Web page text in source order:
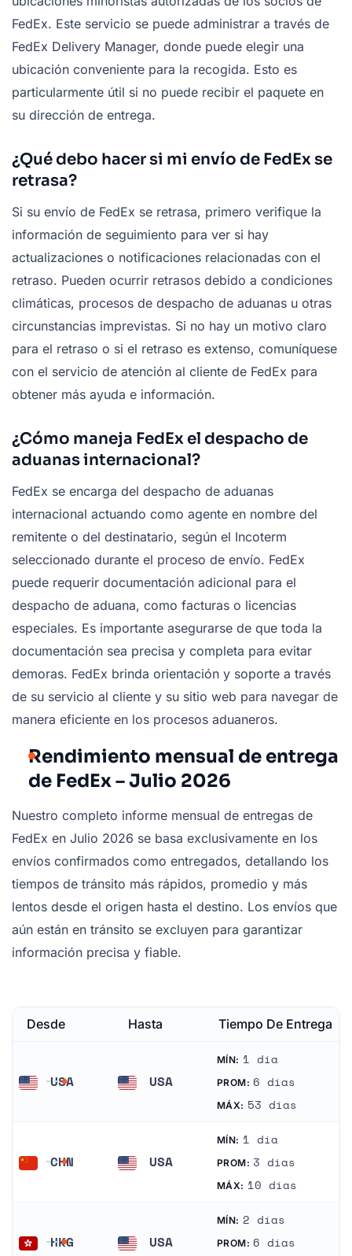
FedEx. Este servicio se puede administrar a través de
FedEx Delivery Manager, donde puede elegir una
ubicación conveniente para la recogida. Esto es
particularmente útil si no puede recibir el paquete en
su dirección de entrega.
¿Qué debo hacer si mi envío de FedEx se
retrasa?
Si su envío de FedEx se retrasa, primero verifique la
información de seguimiento para ver si hay
actualizaciones o notificaciones relacionadas con el
retraso. Pueden ocurrir retrasos debido a condiciones
climáticas, procesos de despacho de aduanas u otras
circunstancias imprevistas. Si no hay un motivo claro
para el retraso o si el retraso es extenso, comuníquese
con el servicio de atención al cliente de FedEx para
obtener más ayuda e información.
¿Cómo maneja FedEx el despacho de
aduanas internacional?
FedEx se encarga del despacho de aduanas
internacional actuando como agente en nombre del
remitente o del destinatario, según el Incoterm
seleccionado durante el proceso de envío. FedEx
puede requerir documentación adicional para el
despacho de aduana, como facturas o licencias
especiales. Es importante asegurarse de que toda la
documentación sea precisa y completa para evitar
demoras. FedEx brinda orientación y soporte a través
de su servicio al cliente y su sitio web para navegar de
manera eficiente en los procesos aduaneros.
Rendimiento mensual de entrega
de FedEx – Julio 2026
Nuestro completo informe mensual de entregas de
FedEx en Julio 2026 se basa exclusivamente en los
envíos confirmados como entregados, detallando los
tiempos de tránsito más rápidos, promedio y más
lentos desde el origen hasta el destino. Los envíos que
aún están en tránsito se excluyen para garantizar
información precisa y fiable.
Desde Hasta Tiempo De Entrega
USA USA
MÍN: 1 día
PROM: 6 días
MÁX: 53 días
CHN USA
MÍN: 1 día
PROM: 3 días
MÁX: 10 días
HKG USA
MÍN: 2 días
PROM: 6 días